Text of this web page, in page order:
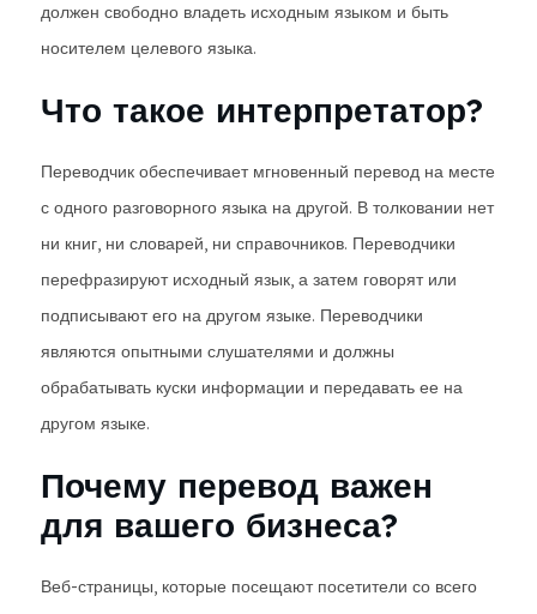
должен свободно владеть исходным языком и быть
носителем целевого языка.
Что такое интерпретатор?
Переводчик обеспечивает мгновенный перевод на месте
с одного разговорного языка на другой. В толковании нет
ни книг, ни словарей, ни справочников. Переводчики
перефразируют исходный язык, а затем говорят или
подписывают его на другом языке. Переводчики
являются опытными слушателями и должны
обрабатывать куски информации и передавать ее на
другом языке.
Почему перевод важен
для вашего бизнеса?
Веб-страницы, которые посещают посетители со всего